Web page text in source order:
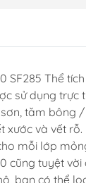
SF285 Thể tích
sử dụng trực
tăm bông
và vết rỗ.
mỗi lớp
cũng tuyệt
bạn có thể